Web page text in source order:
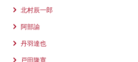
北村辰一郎
阿部諭
丹羽達也
戸田隆寛